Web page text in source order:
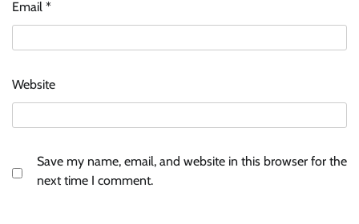
Email *
Website
Save my name, email, and website in this browser for the
next time I comment.